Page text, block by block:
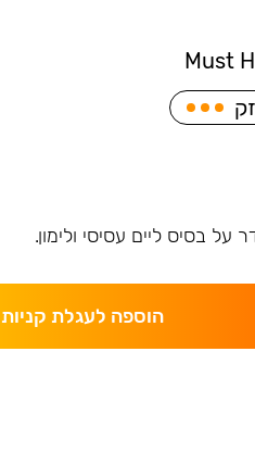
Must
בסיס ליים עסיסי ולימון.
הוספה לעגלת קניות